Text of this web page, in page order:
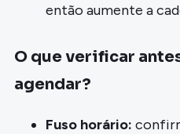
então aumente a
O que verificar
agendar?
Fuso horário: